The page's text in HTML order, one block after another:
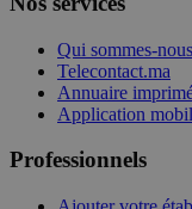
Qui sommes-nous
Telecontact.ma
Annuaire
Application
Professionnels